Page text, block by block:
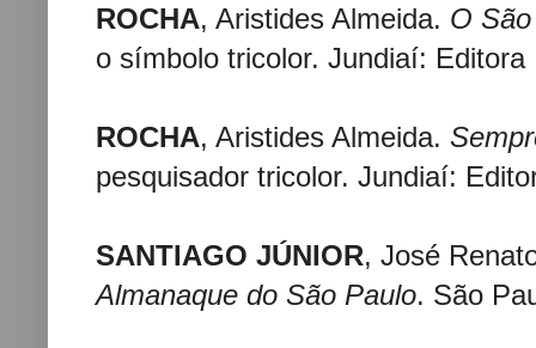
ROCHA, Aristides Almeida. O
o símbolo tricolor. Jundiaí: Editora
ROCHA, Aristides Almeida.
pesquisador tricolor. Jundiaí:
SANTIAGO JÚNIOR, José
Almanaque do São Paulo. São